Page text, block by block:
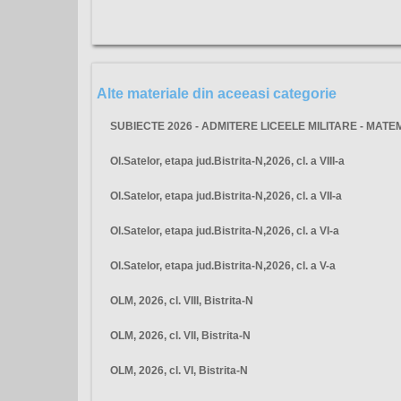
Alte materiale din aceeasi categorie
SUBIECTE 2026 - ADMITERE LICEELE MILITARE -
Ol.Satelor, etapa jud.Bistrita-N,2026, cl. a VIII-a
Ol.Satelor, etapa jud.Bistrita-N,2026, cl. a VII-a
Ol.Satelor, etapa jud.Bistrita-N,2026, cl. a VI-a
Ol.Satelor, etapa jud.Bistrita-N,2026, cl. a V-a
OLM, 2026, cl. VIII, Bistrita-N
OLM, 2026, cl. VII, Bistrita-N
OLM, 2026, cl. VI, Bistrita-N